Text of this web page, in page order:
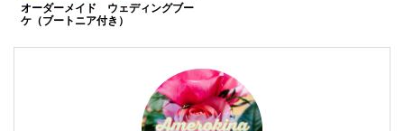
オーダーメイド ウェディングブー
ケ（ブートニア付き）